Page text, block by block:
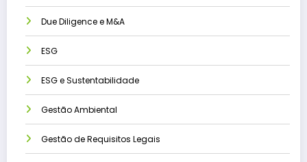
Due Diligence e M&A
ESG
ESG e Sustentabilidade
Gestão Ambiental
Gestão de Requisitos Legais